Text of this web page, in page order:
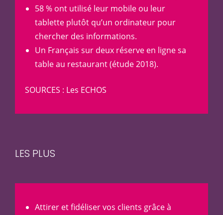
58 % ont utilisé leur mobile ou leur
tablette plutôt qu’un ordinateur pour
chercher des informations.
Un Français sur deux réserve en ligne sa
table au restaurant (étude 2018).
SOURCES : Les ECHOS
LES PLUS
Attirer et fidéliser vos clients grâce à